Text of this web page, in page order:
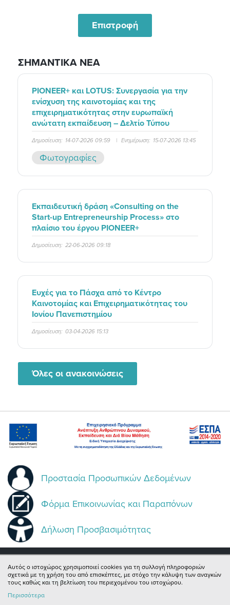
Επιστροφή
ΣΗΜΑΝΤΙΚΑ ΝΕΑ
PIONEER+ και LOTUS: Συνεργασία για την
ενίσχυση της καινοτομίας και της
επιχειρηματικότητας στην ευρωπαϊκή
ανώτατη εκπαίδευση – Δελτίο Τύπου
Δημοσίευση: 14-07-2026 09:59 | Ενημέρωση: 15-07-2026 13:45
Φωτογραφίες
Εκπαιδευτική δράση «Consulting on the
Start-up Entrepreneurship Process» στο
πλαίσιο του έργου PIONEER+
Δημοσίευση: 22-06-2026 09:18
Ευχές για το Πάσχα από το Κέντρο
Καινοτομίας και Επιχειρηματικότητας του
Ιονίου Πανεπιστημίου
Δημοσίευση: 03-04-2026 15:13
Όλες οι ανακοινώσεις
Προστασία Προσωπικών Δεδομένων
Φόρμα Επικοινωνίας και Παραπόνων
Δήλωση Προσβασιμότητας
Email:centrinno@ionio.gr
Αυτός ο ιστοχώρος χρησιμοποιεί cookies για τη συλλογή πληροφοριών
σχετικά με τη χρήση του από επισκέπτες, με στόχο την κάλυψη των αναγκών
τους καθώς και τη βελτίωση του περιεχομένου του ιστοχώρου.
Περισσότερα